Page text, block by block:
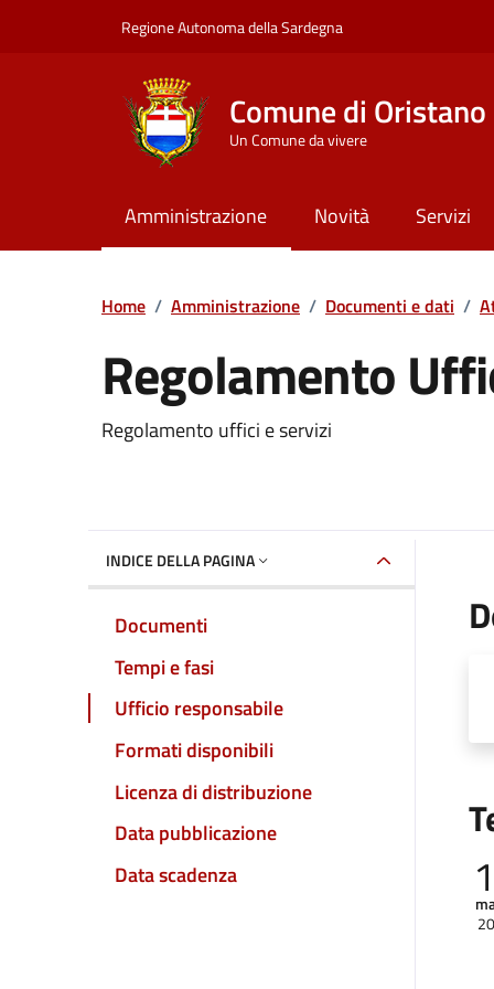
Regione Autonoma della Sardegna
Comune di Oristano
Un Comune da vivere
Amministrazione Novità Servizi
Home / Amministrazione / Documenti e dati /
Regolamento
Dettaglio del documento
Regolamento uffici e servizi
INDICE DELLA PAGINA
Documenti
Tempi e fasi
Ufficio responsabile
Formati disponibili
Licenza di distribuzione
Data pubblicazione
Data scadenza